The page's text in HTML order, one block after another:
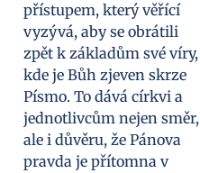
přístupem, který věřící
vyzývá, aby se obrátili
zpět k základům své víry,
kde je Bůh zjeven skrze
Písmo. To dává církvi a
jednotlivcům nejen směr,
ale i důvěru, že Pánova
pravda je přítomna v